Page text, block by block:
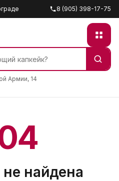
8 (905) 398-17-75
Армии, 14
найдена